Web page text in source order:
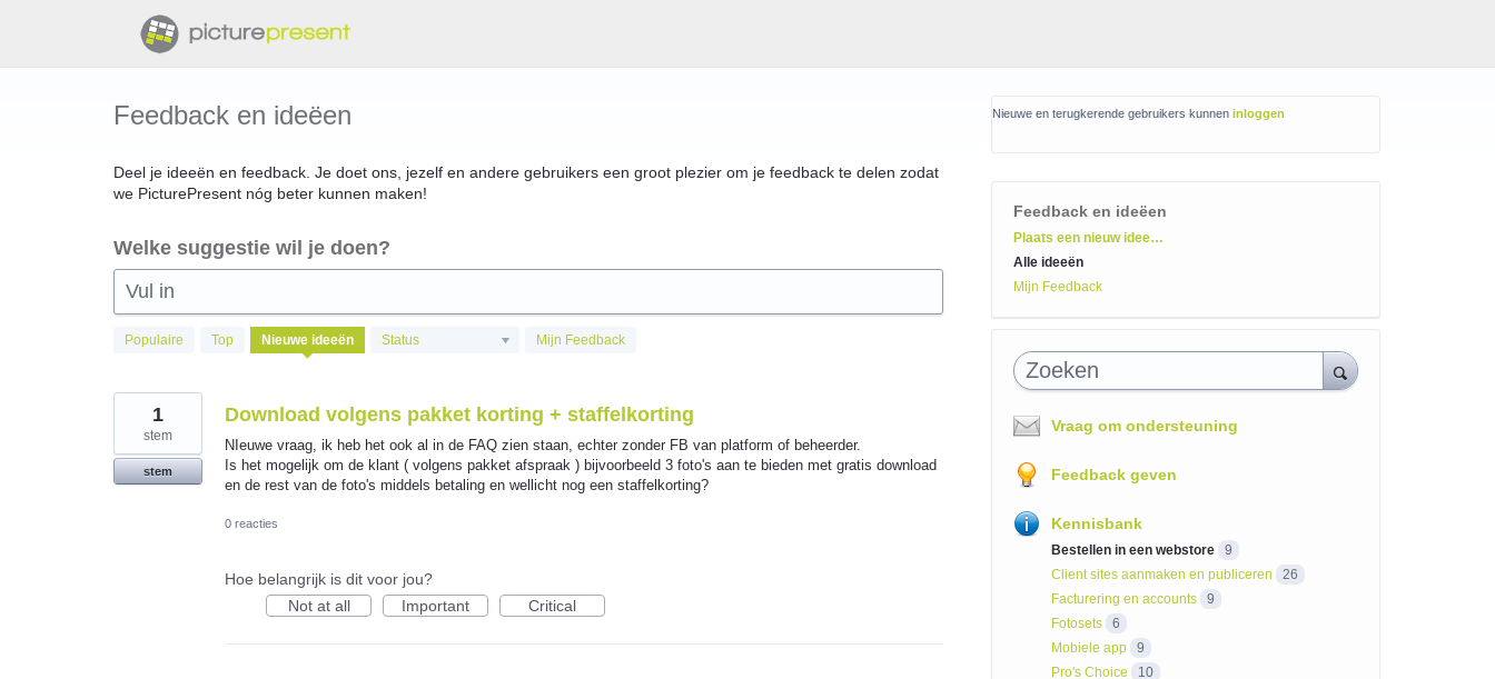
Feedback en ideëen
Deel je ideeën en feedback. Je doet ons, jezelf en andere gebruikers een groot plezier om je feedback te delen zodat
we PicturePresent nóg beter kunnen maken!
Welke suggestie wil je doen?
Vul in
Populaire Top Nieuwe ideeën Status Mijn Feedback
33
gevonden
Download volgens pakket korting + staffelkorting
NIeuwe vraag, ik heb het ook al in de FAQ zien staan, echter zonder FB van platform of beheerder.
Is het mogelijk om de klant ( volgens pakket afspraak ) bijvoorbeeld 3 foto's aan te bieden met gratis download
en de rest van de foto's middels betaling en wellicht nog een staffelkorting?
1
stem
stem
0 reacties
Hoe belangrijk is dit voor jou?
Not at all
Important Critical
Nieuwe en terugkerende gebruikers kunnen inloggen
Feedback en ideëen
Categorieën
Plaats een nieuw idee…
Alle ideeën
Mijn Feedback
Zoeken
Vraag om ondersteuning
Feedback geven
Kennisbank
Bestellen in een webstore
9
Client sites aanmaken en publiceren
26
Facturering en accounts
9
Fotosets
6
Mobiele app
9
Pro's Choice
10